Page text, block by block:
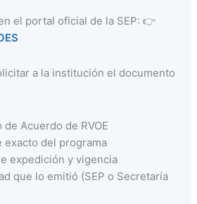
el portal oficial de la SEP: 👉
a la institución el documento
Acuerdo de RVOE
exacto del programa
expedición y vigencia
que lo emitió (SEP o Secretaría